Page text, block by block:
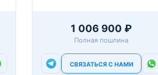
1 006 900 ₽
Полная пошлина
СВЯЗАТЬСЯ С НАМИ